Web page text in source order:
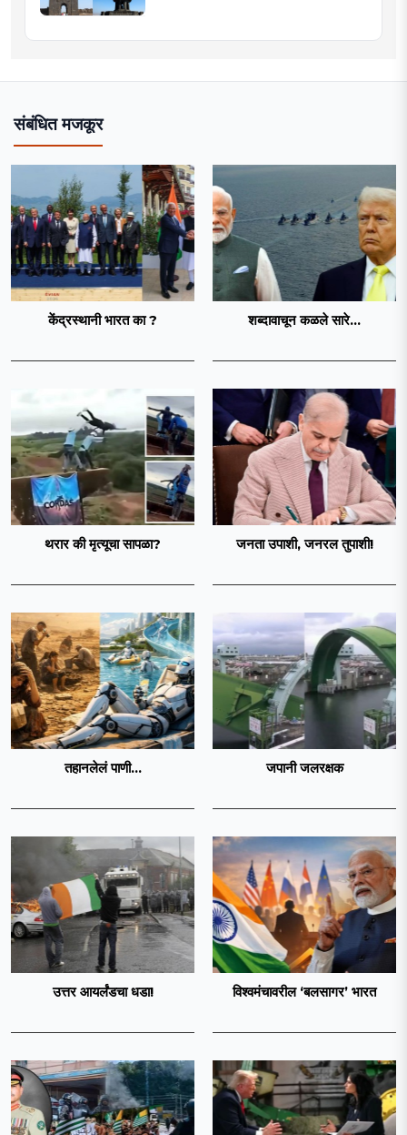
संबंधित मजकूर
केंद्रस्थानी भारत का ? शब्दावाचून कळले सारे...
थरार की मृत्यूचा सापळा? जनता उपाशी, जनरल तुपाशी!
तहानलेलं पाणी... जपानी जलरक्षक
उत्तर आयर्लंडचा धडा! विश्वमंचावरील ‘बलसागर’ भारत